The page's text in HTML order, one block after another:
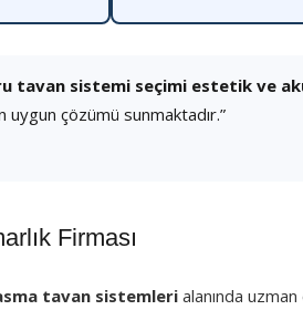
tavan sistemi seçimi estetik ve
çözümü sunmaktadır.”
Firması
tavan sistemleri alanında